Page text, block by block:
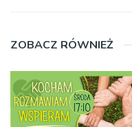
ZOBACZ RÓWNIEŻ